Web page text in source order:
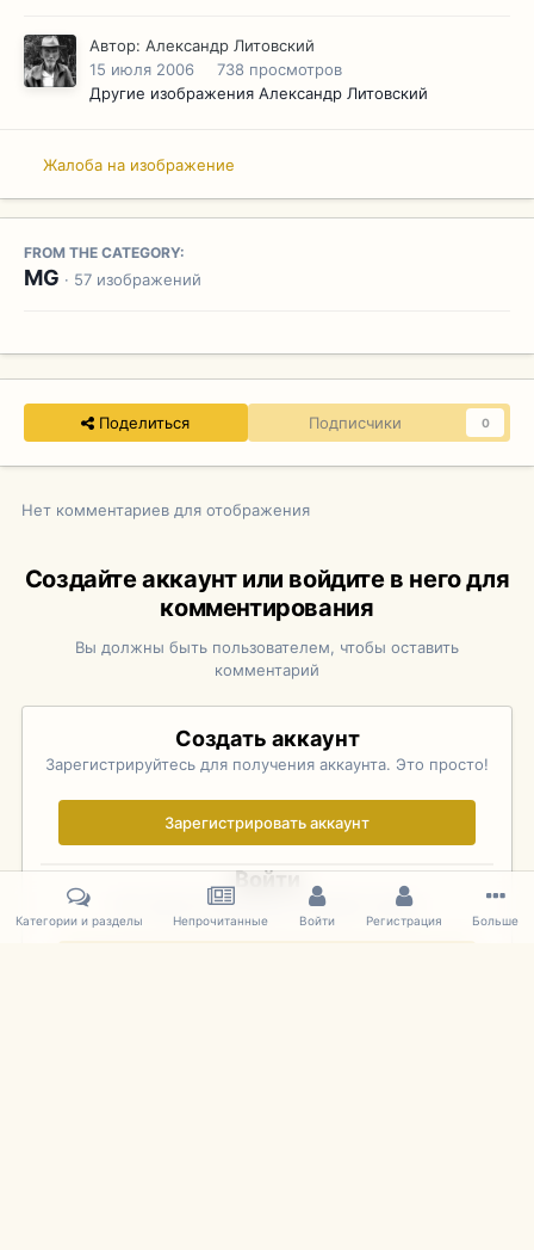
Автор: Александр Литовский
15 июля 2006
738 просмотров
Другие изображения Александр Литовский
Жалоба на изображение
FROM THE CATEGORY:
MG · 57 изображений
Поделиться Подписчики 0
Нет комментариев для отображения
Создайте аккаунт или войдите в него для
комментирования
Вы должны быть пользователем, чтобы оставить
комментарий
Создать аккаунт
Зарегистрируйтесь для получения аккаунта. Это просто!
Зарегистрировать аккаунт
Войти
Уже зарегистрированы? Войдите здесь.
Категории и разделы Непрочитанные Войти Регистрация Больше